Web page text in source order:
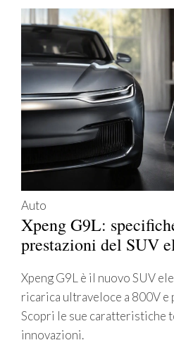
Auto
Xpeng G9L:
prestazioni del SUV
Xpeng G9L è il nuovo SUV
ricarica ultraveloce a 800V e
Scopri le sue caratteristiche
innovazioni.